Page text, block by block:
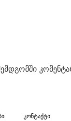
კონტაქტი